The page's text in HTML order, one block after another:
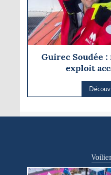
Guirec Soudée
exploit